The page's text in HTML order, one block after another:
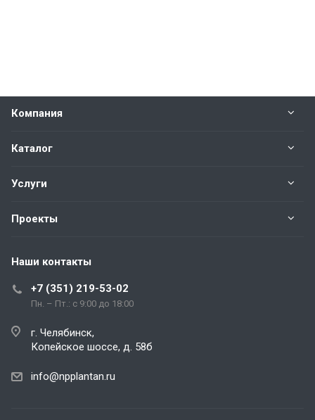
Компания
Каталог
Услуги
Проекты
Наши контакты
+7 (351) 219-53-02
Пн. – Пт.: с 9:00 до 18:00
г. Челябинск,
Копейское шоссе, д. 58б
info@npplantan.ru